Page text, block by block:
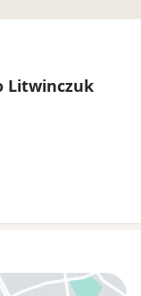
Litwinczuk